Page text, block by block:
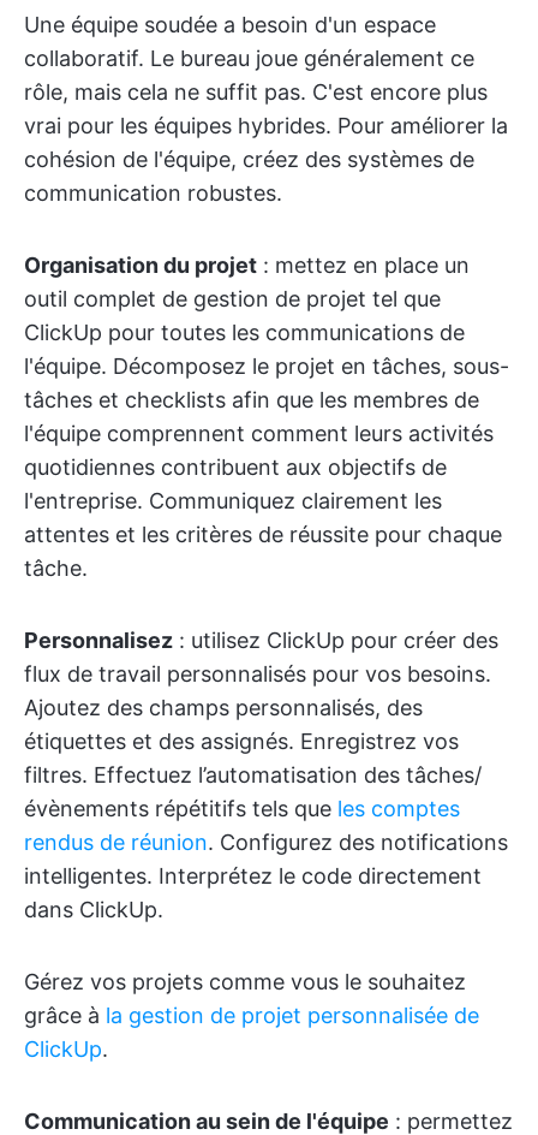
Une équipe soudée a besoin d'un espace
collaboratif. Le bureau joue généralement ce
rôle, mais cela ne suffit pas. C'est encore plus
vrai pour les équipes hybrides. Pour améliorer la
cohésion de l'équipe, créez des systèmes de
communication robustes.
Organisation du projet : mettez en place un
outil complet de gestion de projet tel que
ClickUp pour toutes les communications de
l'équipe. Décomposez le projet en tâches, sous-
tâches et checklists afin que les membres de
l'équipe comprennent comment leurs activités
quotidiennes contribuent aux objectifs de
l'entreprise. Communiquez clairement les
attentes et les critères de réussite pour chaque
tâche.
Personnalisez : utilisez ClickUp pour créer des
flux de travail personnalisés pour vos besoins.
Ajoutez des champs personnalisés, des
étiquettes et des assignés. Enregistrez vos
filtres. Effectuez l’automatisation des tâches/
évènements répétitifs tels que les comptes
rendus de réunion. Configurez des notifications
intelligentes. Interprétez le code directement
dans ClickUp.
Gérez vos projets comme vous le souhaitez
grâce à la gestion de projet personnalisée de
ClickUp.
Communication au sein de l'équipe : permettez